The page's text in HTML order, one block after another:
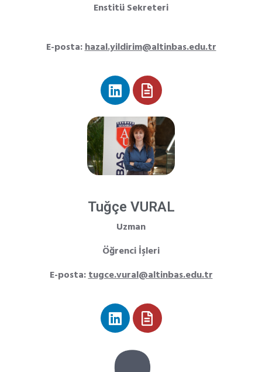
Enstitü Sekreteri
E-posta:hazal.yildirim@altinbas.edu.tr
Tuğçe VURAL
Uzman
Öğrenci İşleri
E-posta:tugce.vural@altinbas.edu.tr